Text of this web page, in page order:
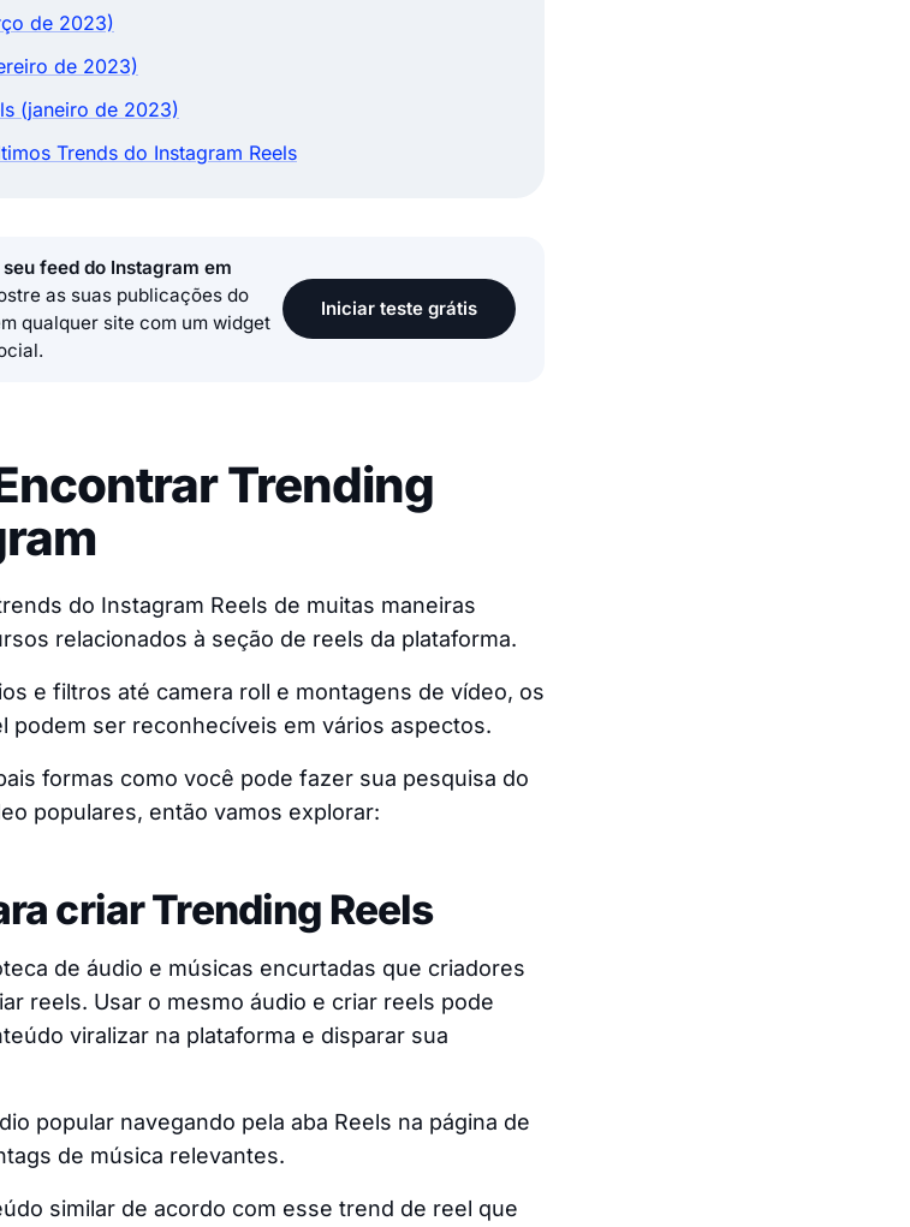
de 2023)
de 2023)
(janeiro de 2023)
Trends do Instagram Reels
feed do Instagram em
as suas publicações do
qualquer site com um widget
Iniciar teste grátis
Trending
do Instagram Reels de muitas maneiras
relacionados à seção de reels da plataforma.
e filtros até camera roll e montagens de vídeo, os
podem ser reconhecíveis em vários aspectos.
formas como você pode fazer sua pesquisa do
populares, então vamos explorar:
criar Trending Reels
de áudio e músicas encurtadas que criadores
reels. Usar o mesmo áudio e criar reels pode
viralizar na plataforma e disparar sua
popular navegando pela aba Reels na página de
de música relevantes.
similar de acordo com esse trend de reel que